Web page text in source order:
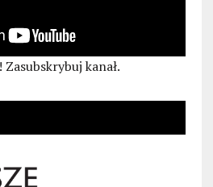
kanał.